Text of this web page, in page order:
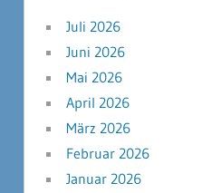
Juli 2026
Juni 2026
Mai 2026
April 2026
März 2026
Februar 2026
Januar 2026